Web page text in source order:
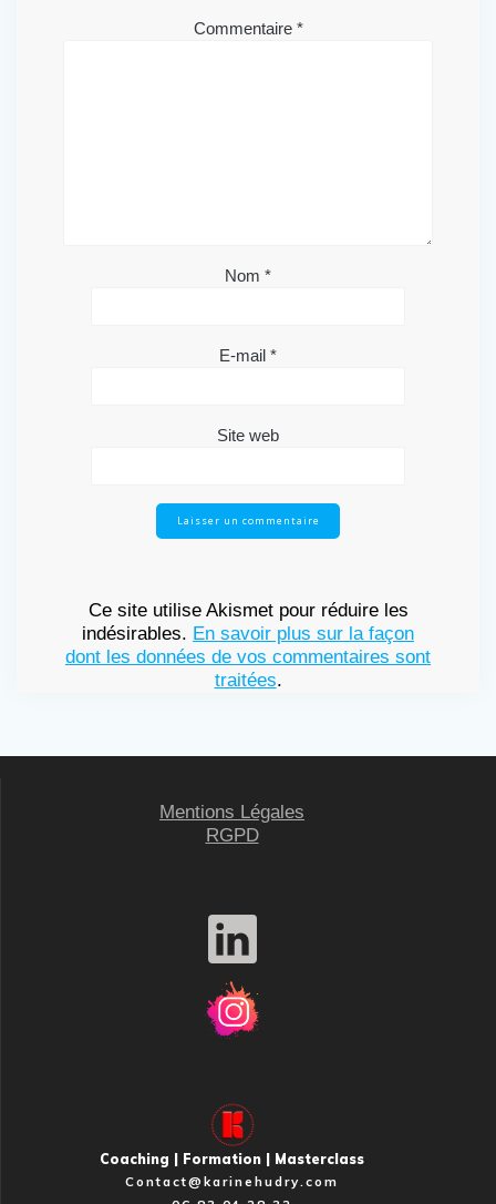
Commentaire *
Nom *
E-mail *
Site web
Ce site utilise Akismet pour réduire les
indésirables. En savoir plus sur la façon
dont les données de vos commentaires sont
traitées.
Mentions Légales
RGPD
Coaching | Formation | Masterclass
Contact@karinehudry.com